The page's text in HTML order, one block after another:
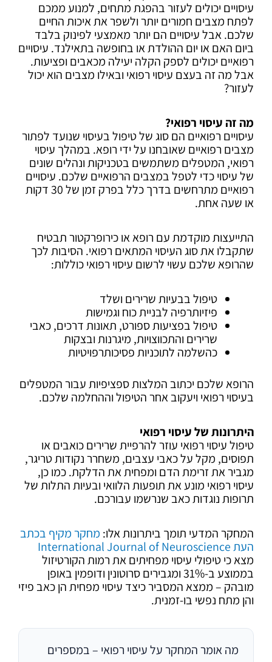
עיסויים יכולים לעזור בהפגת מתחים, למנוע ממכם
לפתח מצבים חמורים יותר ולשפר את איכות החיים
שלכם.אבל עיסויים הם יותר מאמצעי לפינוק בלבד
ביום האם או יום ההולדת או בחופשה בתאילנד. עיסויים
רפואיים יכולים לספק הקלה יעילה מכאבים ופציעות.
אבל מה זה בעצם עיסוי רפואי ובאילו מצבים הוא יכול
לעזור?
מה זה עיסוי רפואי?
עיסויים רפואיים הם סוג של טיפול בעיסוי שנועד לפתור
מצבים רפואיים שאובחנו על ידי רופא. במהלך עיסוי
רפואי, המטפלים משתמשים בטכניקות ונהלים שונים
של עיסוי כדי לטפל במצבים הרפואיים שלכם. עיסויים
רפואיים מתרחשים בדרך כלל בפרק זמן של 30 דקות
או שעה אחת.
התייעצות מוקדמת עם רופא או כירופרקטור תבטיח
שתקבלו את סוג העיסוי המתאים רפואי. הסיבות לכך
שהרופא שלכם עשוי לרשום עיסוי רפואי כוללות:
טיפול בבעיות שרירים ושלד
פיזיותרפיה לבניית כוח וגמישות
טיפול בפציעות ספורט, תאונות דרכים, כאבי
שרירים והתכווצויות, מיגרנות ובצקות
כהשלמה לתוכניות פסיכותרפויטיות
הרופא שלכם יכתוב המלצות ספציפיות עבור המטפלים
בעיסוי רפואי ויעקוב אחר הטיפול וההחלמה שלכם.
היתרונות של עיסוי רפואי
טיפול עיסוי רפואי עוזר להרפיית שרירים כואבים או
תפוסים, מקל על כאבי עצבים, משחרר נקודות טריגר,
מגביר את זרימת הדם ומפחית את הדלקת. כמו כן,
עיסוי רפואי מונע את תופעות הלוואי ובעיות התלות של
תרופות נוגדות כאב שנרשמו עבורכם.
המחקר המדעי תומך ביתרונות אלו: מחקר מקיף בכתב
העת International Journal of Neuroscience
מצא כי טיפולי עיסוי מפחיתים את רמות הקורטיזול
בממוצע ב-31% ומגבירים סרוטונין ודופמין באופן
מובהק – ממצא המסביר כיצד עיסוי מפחית הן כאב פיזי
והן מתח נפשי בו-זמנית.
מה אומר המחקר על עיסוי רפואי – במספרים